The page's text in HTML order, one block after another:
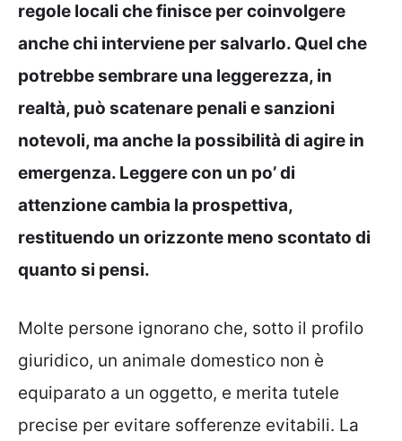
regole locali che finisce per coinvolgere
anche chi interviene per salvarlo. Quel che
potrebbe sembrare una leggerezza, in
realtà, può scatenare penali e sanzioni
notevoli, ma anche la possibilità di agire in
emergenza. Leggere con un po’ di
attenzione cambia la prospettiva,
restituendo un orizzonte meno scontato di
quanto si pensi.
Molte persone ignorano che, sotto il profilo
giuridico, un animale domestico non è
equiparato a un oggetto, e merita tutele
precise per evitare sofferenze evitabili. La